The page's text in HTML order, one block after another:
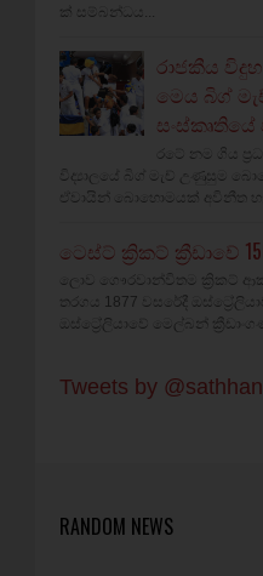
ක් සම්බන්ධය...
රාජකීය
මෙය බිග්
සංස්කෘතියේ
රටේ නම ගිය
විද්‍යාලයේ බිග් මැච් උණුසුම
ඒවායින් බොහොමයක් අවිනීත
ටෙස්ට් ක්‍රිකට් ක්‍රීඩාවේ
ලොව ගෞරවාන්විතම ක්‍රිකට්
තරගය 1877 වසරේදී
ඔස්ට්‍රේලියාවේ මෙල්බන්
Tweets by
RANDOM NEWS